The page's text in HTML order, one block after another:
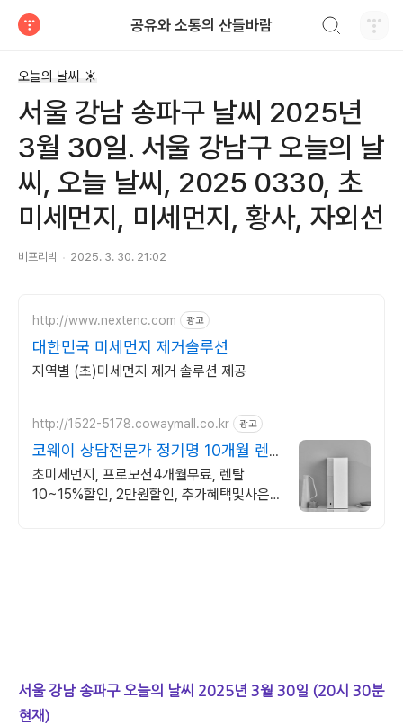
공유와 소통의 산들바람
오늘의 날씨 ☀
서울 강남 송파구 날씨 2025년
3월 30일. 서울 강남구 오늘의 날
씨, 오늘 날씨, 2025 0330, 초
미세먼지, 미세먼지, 황사, 자외선
비프리박 2025. 3. 30. 21:02
http://www.nextenc.com 광고
대한민국 미세먼지 제거솔루션
지역별 (초)미세먼지 제거 솔루션 제공
http://1522-5178.cowaymall.co.kr 광고
코웨이 상담전문가 정기명 10개월 렌
탈료 면제!
초미세먼지, 프로모션4개월무료, 렌탈
10~15%할인, 2만원할인, 추가혜택및사은
서울 강남 송파구 오늘의 날씨 2025년 3월 30일 (20시 30분
현재)